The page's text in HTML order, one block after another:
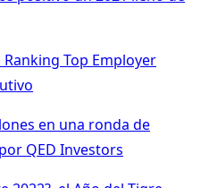
Top Employer
en una ronda de
QED Investors